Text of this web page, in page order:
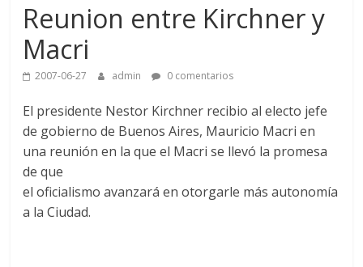
Reunion entre Kirchner y
Macri
2007-06-27 admin 0 comentarios
El presidente Nestor Kirchner recibio al electo jefe
de gobierno de Buenos Aires, Mauricio Macri en
una reunión en la que el Macri se llevó la promesa
de que
el oficialismo avanzará en otorgarle más autonomía
a la Ciudad.